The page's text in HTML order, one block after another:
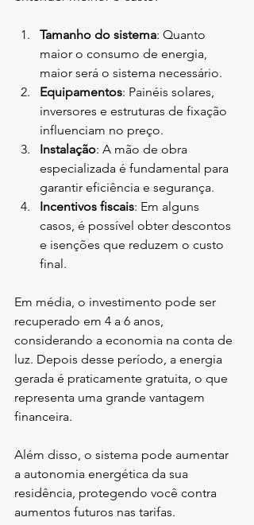
Tamanho do sistema: Quanto
maior o consumo de energia,
maior será o sistema necessário.
Equipamentos: Painéis solares,
inversores e estruturas de fixação
influenciam no preço.
Instalação: A mão de obra
especializada é fundamental para
garantir eficiência e segurança.
Incentivos fiscais: Em alguns
casos, é possível obter descontos
e isenções que reduzem o custo
final.
Em média, o investimento pode ser
recuperado em 4 a 6 anos,
considerando a economia na conta de
luz. Depois desse período, a energia
gerada é praticamente gratuita, o que
representa uma grande vantagem
financeira.
Além disso, o sistema pode aumentar
a autonomia energética da sua
residência, protegendo você contra
aumentos futuros nas tarifas.